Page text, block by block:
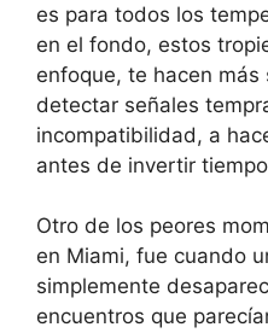
es para todos los
en el fondo, estos
enfoque, te hacen
detectar señales
incompatibilidad, a
antes de invertir
Otro de los peores
en Miami, fue cuando
simplemente
encuentros que